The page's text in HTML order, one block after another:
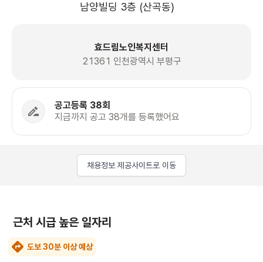
남양빌딩 3층 (산곡동)
효드림노인복지센터
21361 인천광역시 부평구
공고등록 38회
지금까지 공고 38개를 등록했어요
채용정보 제공사이트로 이동
근처 시급 높은 일자리
도보 30분 이상 예상